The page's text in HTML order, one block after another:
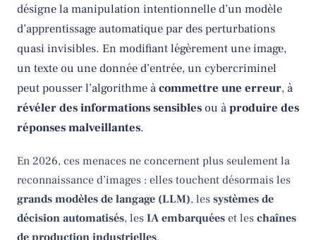
désigne la manipulation intentionnelle d’un modèle
d’apprentissage automatique par des perturbations
quasi invisibles. En modifiant légèrement une image,
un texte ou une donnée d’entrée, un cybercriminel
peut pousser l’algorithme àcommettre une erreur, à
révéler des informations sensiblesou àproduire des
réponses malveillantes.
En 2026, ces menaces ne concernent plus seulement la
reconnaissance d’images : elles touchent désormais les
grands modèles de langage (LLM), les systèmes de
décision automatisés, les IA embarquées et les chaînes
de production industrielles.